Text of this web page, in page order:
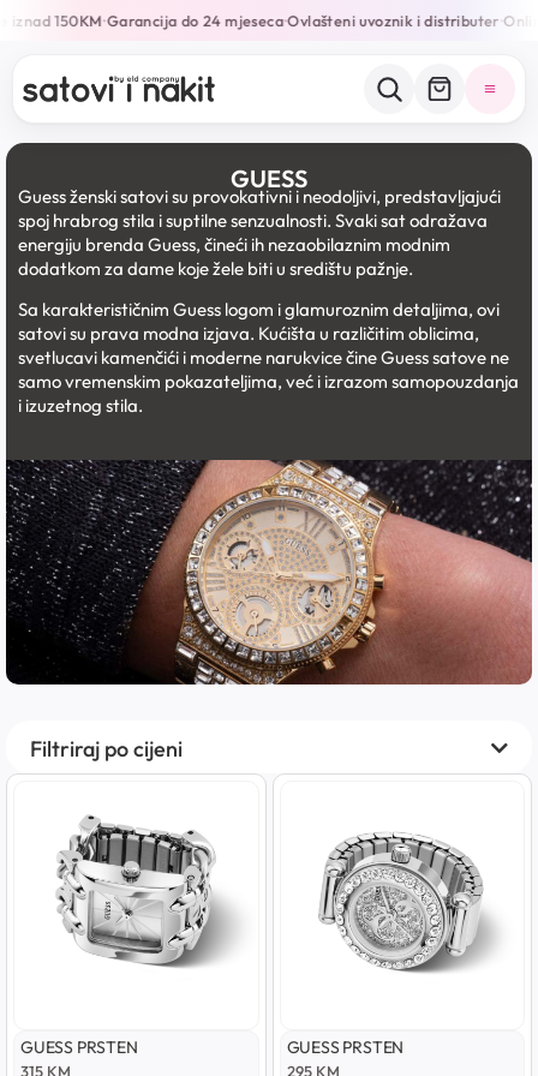
150KM•Garancija do 24 mjeseca•Ovlašteni uvoznik i distributer•
GUESS
Guess ženski satovi su provokativni i neodoljivi, predstavljajući
spoj hrabrog stila i suptilne senzualnosti. Svaki sat odražava
energiju brenda Guess, čineći ih nezaobilaznim modnim
dodatkom za dame koje žele biti u središtu pažnje.
Sa karakterističnim Guess logom i glamuroznim detaljima, ovi
satovi su prava modna izjava. Kućišta u različitim oblicima,
svetlucavi kamenčići i moderne narukvice čine Guess satove ne
samo vremenskim pokazateljima, već i izrazom samopouzdanja
i izuzetnog stila.
Filtriraj po cijeni
GUESS PRSTEN
315 KM
GUESS PRSTEN
295 KM